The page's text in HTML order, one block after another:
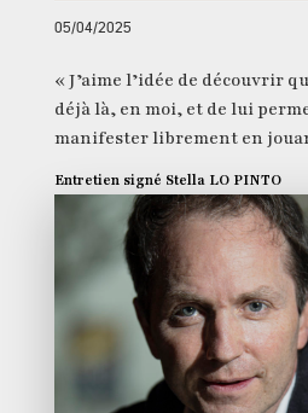
05/04/2025
« J’aime l’idée de découvrir
déjà là, en moi, et de lui
manifester librement en
Entretien signé Stella LO PINTO